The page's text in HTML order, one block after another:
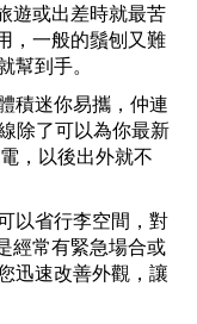
遊或出差時就最苦
，一般的鬚刨又難
幫到手。
積迷你易攜，仲連
除了可以為你最新
，以後出外就不
以省行李空間，對
經常有緊急場合或
迅速改善外觀，讓